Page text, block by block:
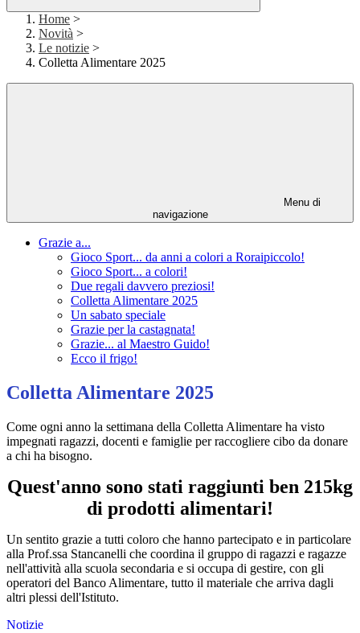
Home >
Novità >
Le notizie >
Colletta Alimentare 2025
Menu di
navigazione
Grazie a...
Gioco Sport... da anni a colori a Roraipiccolo!
Gioco Sport... a colori!
Due regali davvero preziosi!
Colletta Alimentare 2025
Un sabato speciale
Grazie per la castagnata!
Grazie... al Maestro Guido!
Ecco il frigo!
Colletta Alimentare 2025
Come ogni anno la settimana della Colletta Alimentare ha visto
impegnati ragazzi, docenti e famiglie per raccogliere cibo da donare
a chi ha bisogno.
Quest'anno sono stati raggiunti ben 215kg
di prodotti alimentari!
Un sentito grazie a tutti coloro che hanno partecipato e in particolare
alla Prof.ssa Stancanelli che coordina il gruppo di ragazzi e ragazze
nell'attività alla scuola secondaria e si occupa di gestire, con gli
operatori del Banco Alimentare, tutto il materiale che arriva dagli
altri plessi dell'Istituto.
Notizie